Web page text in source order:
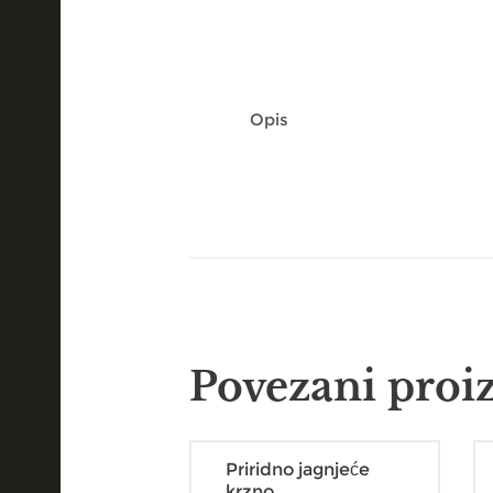
Opis
Povezani
Priridno jagnjeće